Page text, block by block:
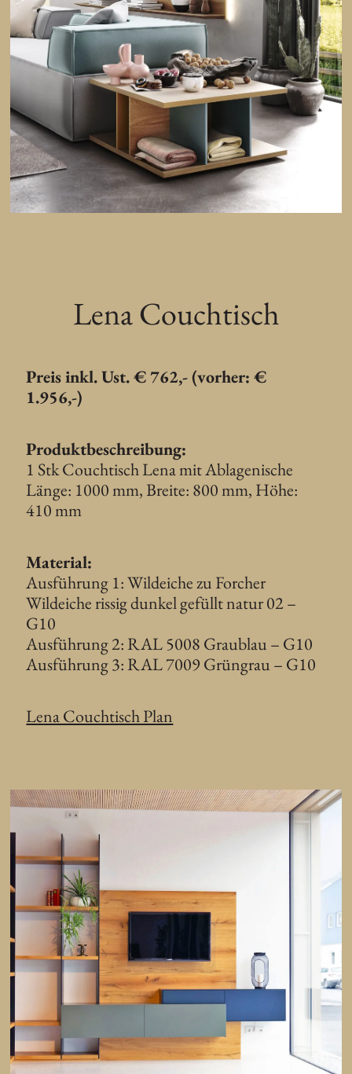
Lena Couchtisch
Preis inkl. Ust. € 762,- (vorher: €
1.956,-)
Produktbeschreibung:
1 Stk Couchtisch Lena mit Ablagenische
Länge: 1000 mm, Breite: 800 mm, Höhe:
410 mm
Material:
Ausführung 1: Wildeiche zu Forcher
Wildeiche rissig dunkel gefüllt natur 02 –
G10
Ausführung 2: RAL 5008 Graublau – G10
Ausführung 3: RAL 7009 Grüngrau – G10
Lena Couchtisch Plan